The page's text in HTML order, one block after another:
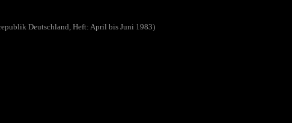
Deutschland, Heft: April bis Juni 1983)